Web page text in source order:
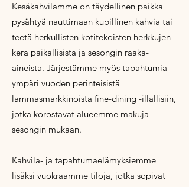
Kesäkahvilamme on täydellinen paikka
pysähtyä nauttimaan kupillinen kahvia tai
teetä herkullisten kotitekoisten herkkujen
kera paikallisista ja sesongin raaka-
aineista. ​Järjestämme myös tapahtumia
ympäri vuoden perinteisistä
lammasmarkkinoista fine-dining -illallisiin,
jotka korostavat alueemme makuja
sesongin mukaan.
Kahvila- ja tapahtumaelämyksiemme
lisäksi vuokraamme tiloja, jotka sopivat